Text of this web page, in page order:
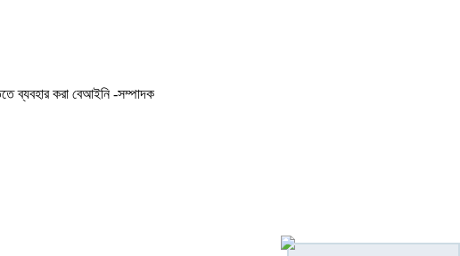
ব্যবহার করা বেআইনি -সম্পাদক